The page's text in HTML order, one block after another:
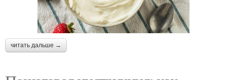
читать дальше →